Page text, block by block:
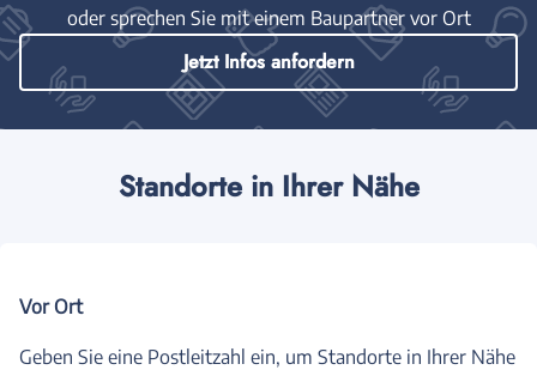
oder sprechen Sie mit einem Baupartner vor Ort
Jetzt Infos anfordern
Standorte in Ihrer Nähe
Vor Ort
Geben Sie eine Postleitzahl ein, um Standorte in Ihrer Nähe